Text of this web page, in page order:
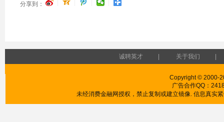
分享到：
诚聘英才 关于我们
Copyright © 2000-
广告合作QQ：
未经消费金融网授权，禁止复制或建立镜像. 信息真实